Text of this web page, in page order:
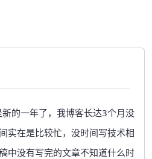
的一年了，我博客长达3个月没
实在是比较忙，没时间写技术相
中没有写完的文章不知道什么时